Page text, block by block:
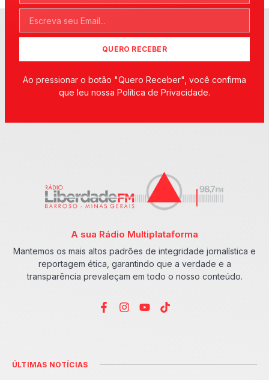
QUERO RECEBER
Ao pressionar o botão "Quero Receber", você confirma
que leu nossa Política de Privacidade.
A sua Rádio Multiplataforma
Mantemos os mais altos padrões de integridade jornalística e
reportagem ética, garantindo que a verdade e a
transparência prevaleçam em todo o nosso conteúdo.
ÚLTIMAS NOTÍCIAS